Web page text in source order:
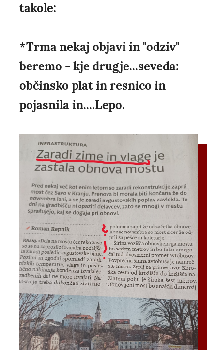
takole:
*Trma nekaj objavi in "odziv"
beremo - kje drugje...seveda:
občinsko plat in resnico in
pojasnila in....Lepo.